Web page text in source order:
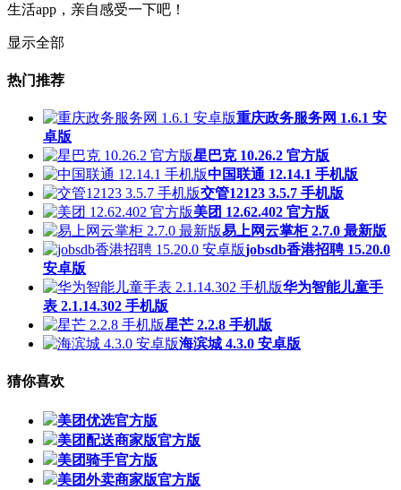
生活app，亲自感受一下吧！
显示全部
热门推荐
重庆政务服务网 1.6.1 安
卓版
星巴克 10.26.2 官方版
中国联通 12.14.1 手机版
交管12123 3.5.7 手机版
美团 12.62.402 官方版
易上网云掌柜 2.7.0 最新版
jobsdb香港招聘 15.20.0
安卓版
华为智能儿童手
表 2.1.14.302 手机版
星芒 2.2.8 手机版
海滨城 4.3.0 安卓版
猜你喜欢
美团优选官方版
美团配送商家版官方版
美团骑手官方版
美团外卖商家版官方版